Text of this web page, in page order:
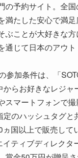
の予約サイト。全
満たした安心で満
ぶことが大好きな
通じて日本のアウ
参加条件は、「
からお好きなレジ
スマートフォンで
のハッシュタグと
国以上で販売して
ティブディレク